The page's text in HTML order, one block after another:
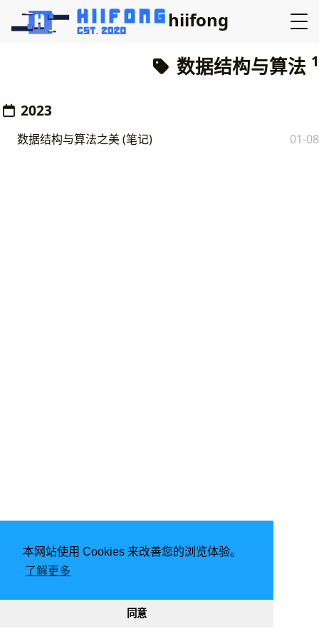
本网站使用 Cookies 来改善您的浏览体验。
了解更多
同意
hiifong
数据结构与算法 1
2023
数据结构与算法之美 (笔记) 01-08
2020 - 2025
8430